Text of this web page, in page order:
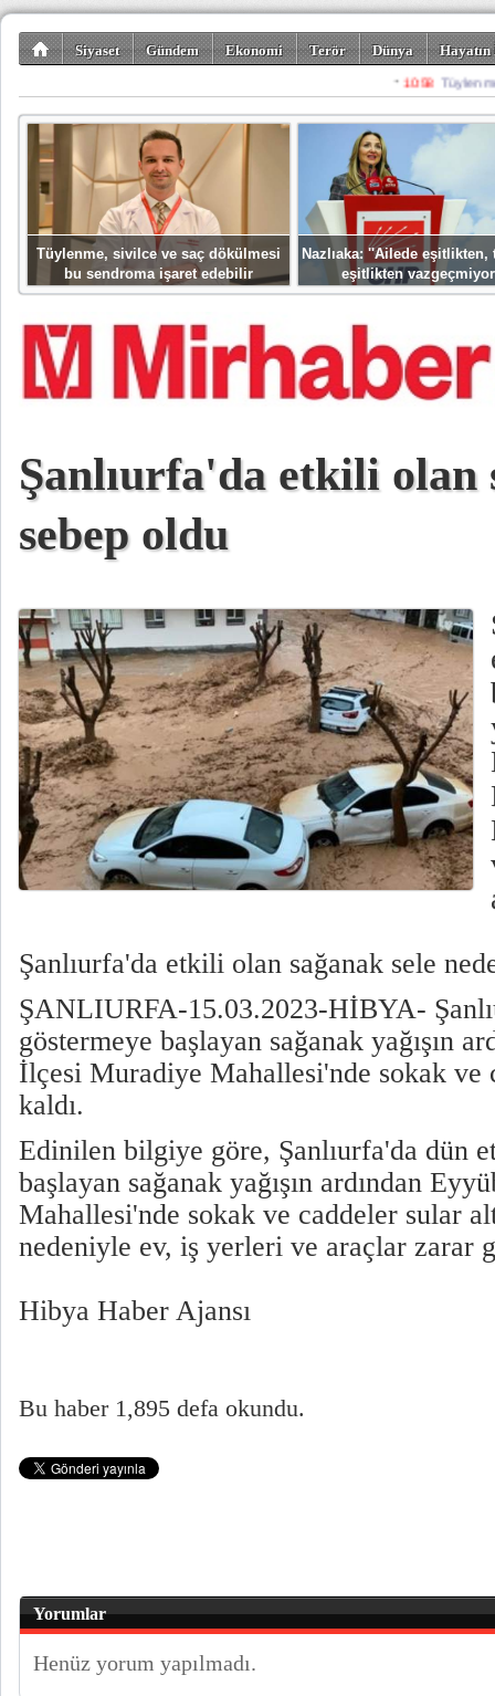
Siyaset Gündem Ekonomi Terör Dünya
Spor Misafir
Tüylenme, sivilce ve saç dökülmesi
bu sendroma işaret edebilir
Nazlıaka: ''Ailede eşitlikten,
eşitlikten
Şanlıurfa'da etkili olan
sebep oldu
Şanlıurfa'da etkili olan sağanak sele
ŞANLIURFA-15.03.2023-HİBYA-
göstermeye başlayan sağanak yağışın
İlçesi Muradiye Mahallesi'nde sokak ve
kaldı.
Edinilen bilgiye göre, Şanlıurfa'da dün
başlayan sağanak yağışın ardından
Mahallesi'nde sokak ve caddeler sular
nedeniyle ev, iş yerleri ve araçlar zarar
Hibya Haber Ajansı
Bu haber 1,895 defa okundu.
Yorumlar
Henüz yorum yapılmadı.